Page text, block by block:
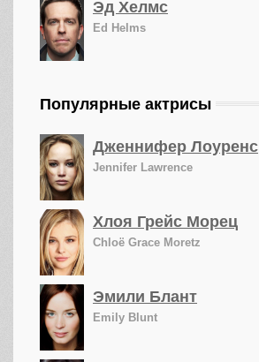
Эд Хелмс
Ed Helms
Популярные актрисы
Дженнифер Лоуренс
Jennifer Lawrence
Хлоя Грейс Морец
Chloë Grace Moretz
Эмили Блант
Emily Blunt